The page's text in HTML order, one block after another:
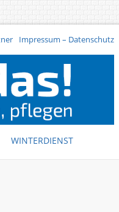
Impressum – Datenschutz
WINTERDIENST